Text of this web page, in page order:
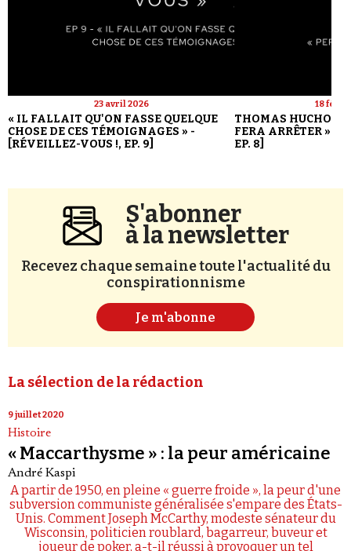
23 avril 2026
« IL FALLAIT QU'ON FASSE QUELQUE
CHOSE DE CES TÉMOIGNAGES » -
[RÉVEILLEZ-VOUS !, EP. 9]
18
THOMAS HUCHON :
FERA ARRÊTER » -
EP. 8]
S'abonner
à la newsletter
Recevez chaque semaine toute l'actualité du
conspirationnisme
Je m'abonne
La sélection de la rédaction
9 juillet 2020
Histoire
« Maccarthysme » : la peur américaine
André Kaspi
A partir de 1950, en pleine « guerre froide », la peur d'une
subversion communiste généralisée s'empare des États-
Unis. Comment Joseph McCarthy, modeste sénateur du
Wisconsin, politicien roublard, bagarreur, buveur et
joueur de poker, a-t-il réussi à provoquer un tel